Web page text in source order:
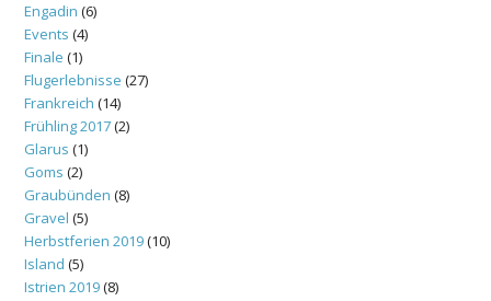
Engadin (6)
Events (4)
Finale (1)
Flugerlebnisse (27)
Frankreich (14)
Frühling 2017(2)
Glarus (1)
Goms (2)
Graubünden (8)
Gravel (5)
Herbstferien 2019(10)
Island (5)
Istrien 2019(8)